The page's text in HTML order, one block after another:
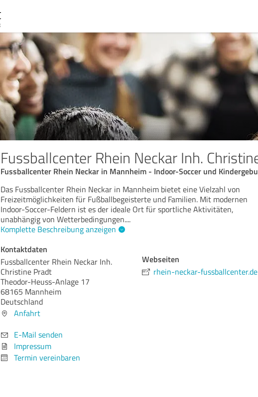
Fussballcenter Rhein Neckar Inh.
Fussballcenter Rhein Neckar in Mannheim - Indoor-Soccer und
Das Fussballcenter Rhein Neckar in Mannheim bietet eine Vielzahl von
Freizeitmöglichkeiten für Fußballbegeisterte und Familien. Mit modernen
Indoor-Soccer-Feldern ist es der ideale Ort für sportliche Aktivitäten,
unabhängig von Wetterbedingungen....
Komplette Beschreibung anzeigen
Kontaktdaten
Fussballcenter Rhein Neckar Inh.
Christine Pradt
Theodor-Heuss-Anlage 17
68165 Mannheim
Deutschland
Anfahrt
E-Mail senden
Impressum
Termin vereinbaren
Webseiten
rhein-neckar-fussballcenter.de